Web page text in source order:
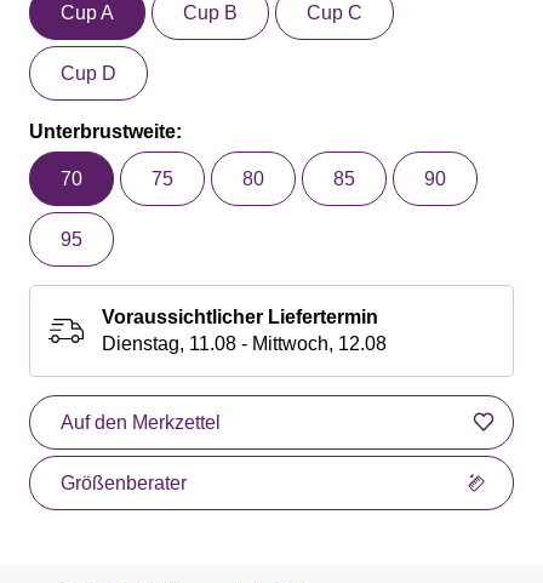
Cup A Cup B Cup C
Cup D
Unterbrustweite:
70 75 80 85 90
95
Voraussichtlicher Liefertermin
Dienstag, 11.08 - Mittwoch, 12.08
Auf den Merkzettel
Größenberater